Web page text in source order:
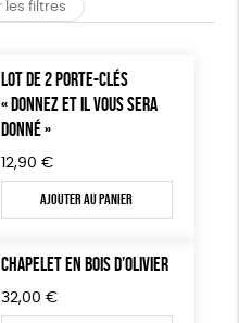
Biologique
PEFC
les filtres
LOT DE 2 PORTE-CLÉS
« DONNEZ ET IL VOUS SERA
DONNÉ »
12,90 €
Ajouter au panier
CHAPELET EN BOIS D’OLIVIER
32,00 €